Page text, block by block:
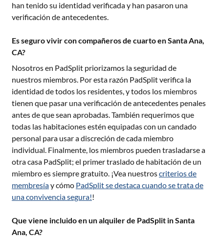
han tenido su identidad verificada y han pasaron una
verificación de antecedentes.
Es seguro vivir con compañeros de cuarto en Santa Ana,
CA?
Nosotros en PadSplit priorizamos la seguridad de
nuestros miembros. Por esta razón PadSplit verifica la
identidad de todos los residentes, y todos los miembros
tienen que pasar una verificación de antecedentes penales
antes de que sean aprobadas. También requerimos que
todas las habitaciones estén equipadas con un candado
personal para usar a discreción de cada miembro
individual. Finalmente, los miembros pueden trasladarse a
otra casa PadSplit; el primer traslado de habitación de un
miembro es siempre gratuito. ¡Vea nuestroscriterios de
membresíay cómo PadSplit se destaca cuando se trata de
una convivencia segura!!
Que viene incluido en un alquiler de PadSplit in Santa
Ana, CA?